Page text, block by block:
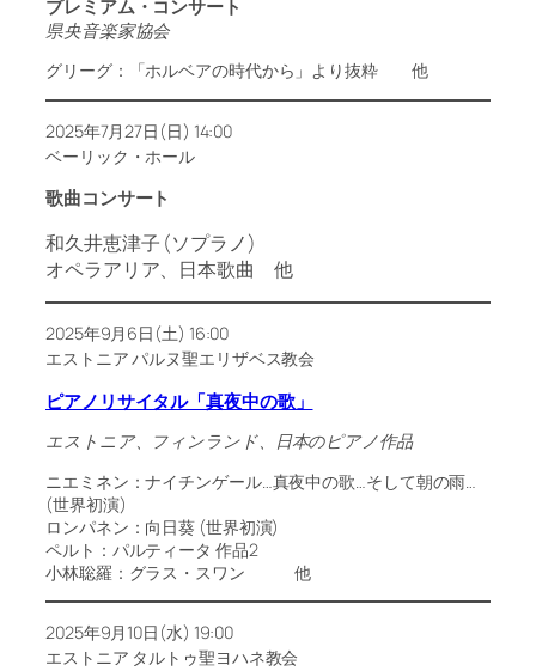
プレミアム・コンサート
県央音楽家協会
グリーグ：「ホルベアの時代から」より抜粋 他
2025年7月27日(日) 14:00
ベーリック・ホール
歌曲コンサート
和久井恵津子 (ソプラノ)
オペラアリア、日本歌曲 他
2025年9月6日(土) 16:00
エストニア パルヌ聖エリザベス教会
ピアノリサイタル「真夜中の歌」
エストニア、フィンランド、日本のピアノ作品
ニエミネン：ナイチンゲール…真夜中の歌…そして朝の雨…
(世界初演)
ロンパネン：向日葵 (世界初演)
ペルト：パルティータ 作品2
小林聡羅：グラス・スワン 他
2025年9月10日(水) 19:00
エストニア タルトゥ聖ヨハネ教会